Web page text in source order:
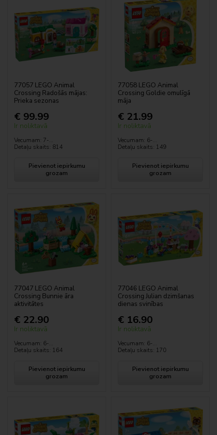
77057 LEGO Animal
Crossing Radošās mājas:
Prieka sezonas
€ 99.99
Ir noliktavā
Vecumam: 7-...
Detaļu skaits: 814
Pievienot iepirkumu
grozam
77058 LEGO Animal
Crossing Goldie omulīgā
māja
€ 21.99
Ir noliktavā
Vecumam: 6-...
Detaļu skaits: 149
Pievienot iepirkumu
grozam
77047 LEGO Animal
Crossing Bunnie āra
aktivitātes
€ 22.90
Ir noliktavā
Vecumam: 6-...
Detaļu skaits: 164
Pievienot iepirkumu
grozam
77046 LEGO Animal
Crossing Julian dzimšanas
dienas svinības
€ 16.90
Ir noliktavā
Vecumam: 6-...
Detaļu skaits: 170
Pievienot iepirkumu
grozam
Animal Crossing
Botāniskā kolekcija
LEGO Bluey
City
Classic
Creator
DOTS™
DREAMZzz™
DUPLO®
Gabby`s Dollhouse
Friends
LEGO® Fortnite®
Harry Potter™
Gadalaiki un gadījumi